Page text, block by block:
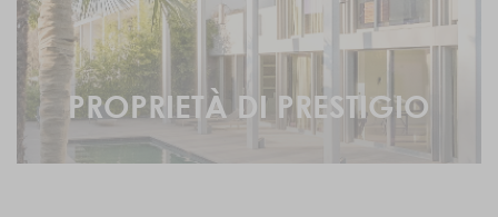
PROPRIETÀ DI PRESTIGIO